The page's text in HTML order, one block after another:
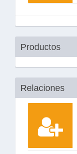
Productos
Relaciones